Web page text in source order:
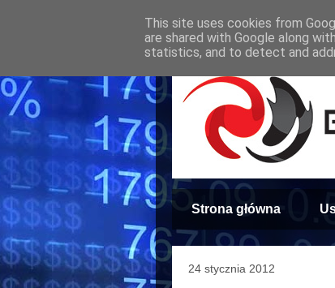
Strona główna
24 stycznia 2012
This site uses cookies from
are shared with Google along
statistics, and to detect and